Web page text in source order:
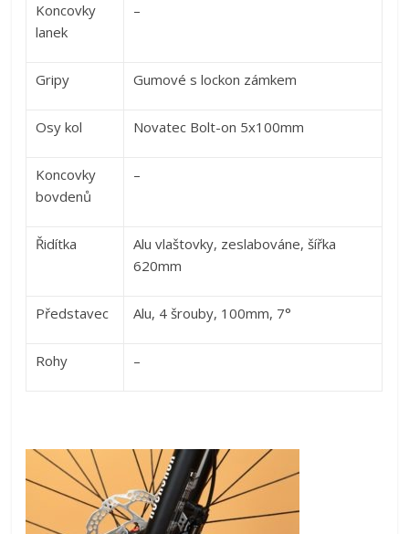
Koncovky
lanek
–
Gripy Gumové s lockon zámkem
Osy kol Novatec Bolt-on 5x100mm
Koncovky
bovdenů
–
Řidítka
Alu vlaštovky, zeslabováne, šířka
620mm
Představec Alu, 4 šrouby, 100mm, 7°
Rohy –